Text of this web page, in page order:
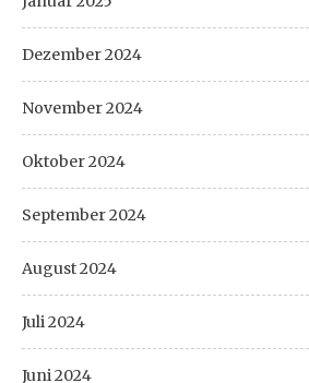
Dezember 2024
November 2024
Oktober 2024
September 2024
August 2024
Juli 2024
Juni 2024